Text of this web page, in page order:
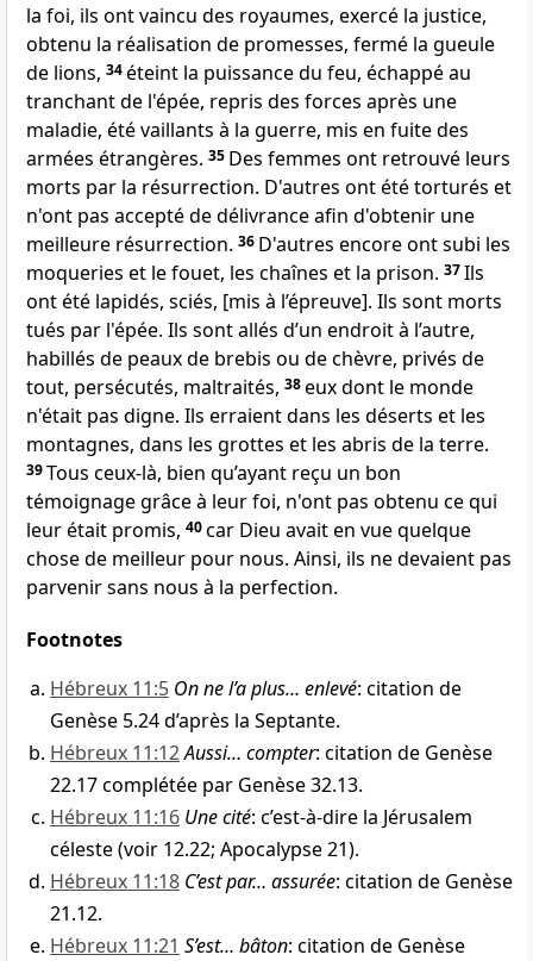
la foi, ils ont vaincu des royaumes, exercé la justice,
obtenu la réalisation de promesses, fermé la gueule
de lions, 34éteint la puissance du feu, échappé au
tranchant de l'épée, repris des forces après une
maladie, été vaillants à la guerre, mis en fuite des
armées étrangères. 35 Des femmes ont retrouvé leurs
morts par la résurrection. D'autres ont été torturés et
n'ont pas accepté de délivrance afin d'obtenir une
meilleure résurrection. 36 D'autres encore ont subi les
moqueries et le fouet, les chaînes et la prison. 37Ils
ont été lapidés, sciés, [mis à l’épreuve]. Ils sont morts
tués par l'épée. Ils sont allés d’un endroit à l’autre,
habillés de peaux de brebis ou de chèvre, privés de
tout, persécutés, maltraités, 38eux dont le monde
n'était pas digne. Ils erraient dans les déserts et les
montagnes, dans les grottes et les abris de la terre.
39Tous ceux-là, bien qu’ayant reçu un bon
témoignage grâce à leur foi, n'ont pas obtenu ce qui
leur était promis, 40car Dieu avait en vue quelque
chose de meilleur pour nous. Ainsi, ils ne devaient pas
parvenir sans nous à la perfection.
Footnotes
Hébreux 11:5 On ne l’a plus… enlevé: citation de
Genèse 5.24 d’après la Septante.
Hébreux 11:12Aussi… compter: citation de Genèse
22.17 complétée par Genèse 32.13.
Hébreux 11:16 Une cité: c’est-à-dire la Jérusalem
céleste (voir 12.22; Apocalypse 21).
Hébreux 11:18 C’est par… assurée: citation de Genèse
21.12.
Hébreux 11:21 S’est… bâton: citation de Genèse